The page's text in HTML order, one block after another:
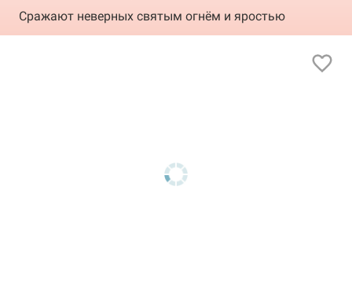
Сражают неверных святым огнём и яростью